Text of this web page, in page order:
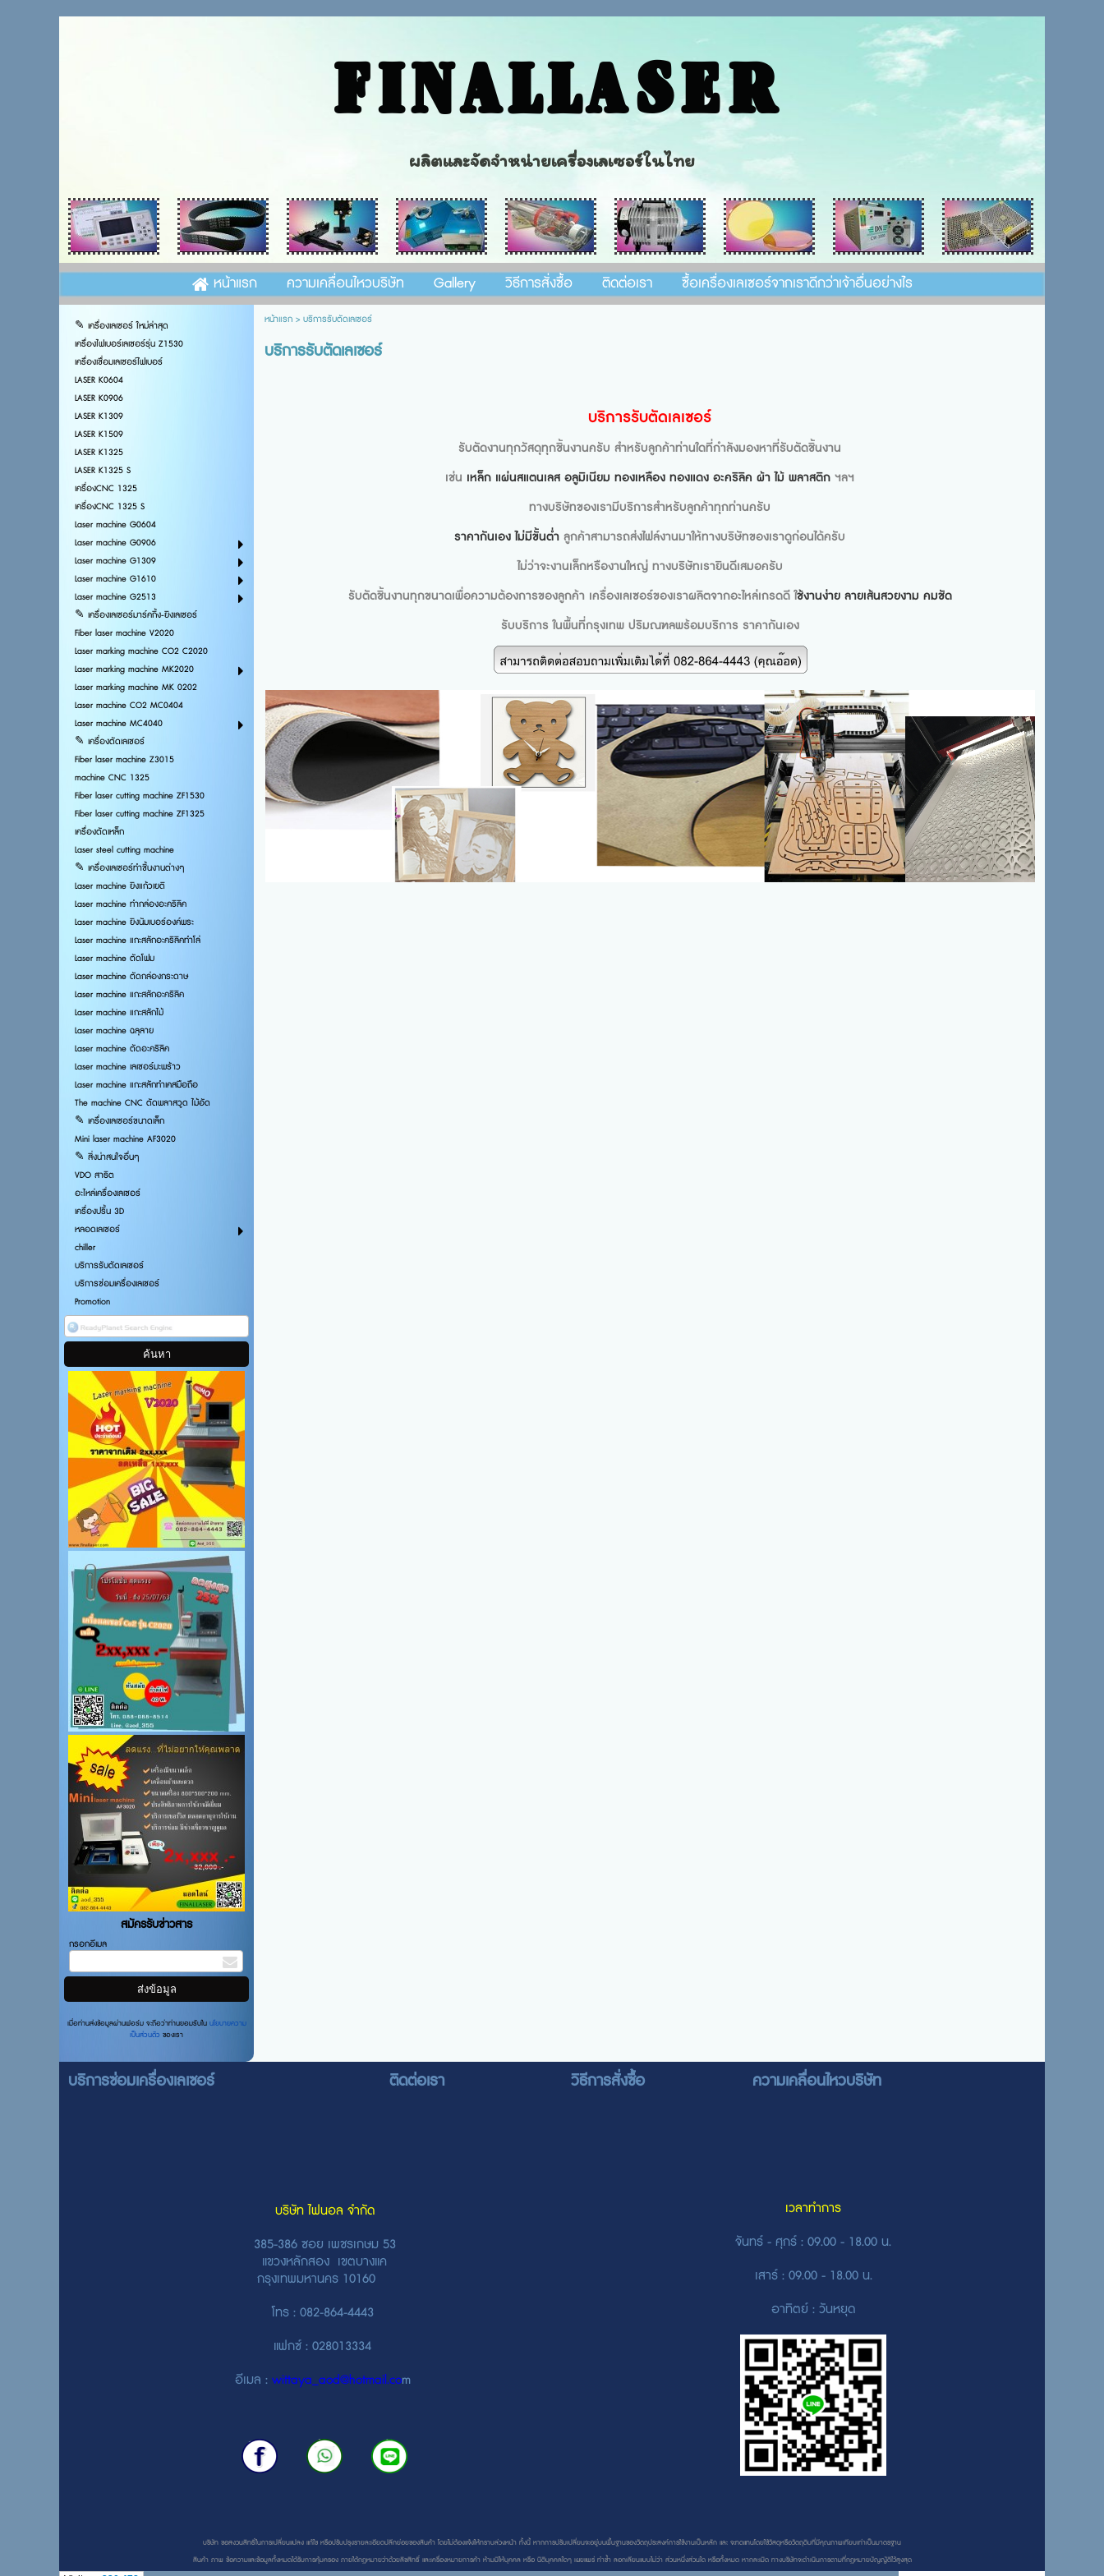
FINALLASER
ผลิตและจัดจำหน่ายเครื่องเลเซอร์ในไทย
หน้าแรก ความเคลื่อนไหวบริษัท Gallery วิธีการสั่งซื้อ ติดต่อเรา ซื้อเครื่องเลเซอร์จากเราดีกว่าเจ้าอื่นอย่างไร
✎ เครื่องเลเซอร์ ใหม่ล่าสุด
เครื่องไฟเบอร์เลเซอร์รุ่น Z1530
เครื่องเชื่อมเลเซอร์ไฟเบอร์
LASER K0604
LASER K0906
LASER K1309
LASER K1509
LASER K1325
LASER K1325 S
เครื่องCNC 1325
เครื่องCNC 1325 S
Laser machine G0604
Laser machine G0906
Laser machine G1309
Laser machine G1610
Laser machine G2513
✎ เครื่องเลเซอร์มาร์คกิ้ง-ยิงเลเซอร์
Fiber laser machine V2020
Laser marking machine CO2 C2020
Laser marking machine MK2020
Laser marking machine MK 0202
Laser machine CO2 MC0404
Laser machine MC4040
✎ เครื่องตัดเลเซอร์
Fiber laser machine Z3015
machine CNC 1325
Fiber laser cutting machine ZF1530
Fiber laser cutting machine ZF1325
เครื่องตัดเหล็ก
Laser steel cutting machine
✎ เครื่องเลเซอร์ทำชิ้นงานต่างๆ
Laser machine ยิงแก้วเยติ
Laser machine ทำกล่องอะคริลิค
Laser machine ยิงนัมเบอร์องค์พระ
Laser machine แกะสลักอะคริลิคทำโล่
Laser machine ตัดโฟม
Laser machine ตัดกล่องกระดาษ
Laser machine แกะสลักอะคริลิค
Laser machine แกะสลักไม้
Laser machine ฉลุลาย
Laser machine ตัดอะคริลิค
Laser machine เลเซอร์มะพร้าว
Laser machine แกะสลักทำเคสมือถือ
The machine CNC ตัดพลาสวูด ไม้อัด
✎ เครื่องเลเซอร์ขนาดเล็ก
Mini laser machine AF3020
✎ สิ่งน่าสนใจอื่นๆ
VDO สาธิต
อะไหล่เครื่องเลเซอร์
เครื่องปริ้น 3D
หลอดเลเซอร์
chiller
บริการรับตัดเลเซอร์
บริการซ่อมเครื่องเลเซอร์
Promotion
สมัครรับข่าวสาร
กรอกอีเมล
เมื่อท่านส่งข้อมูลผ่านฟอร์ม จะถือว่าท่านยอมรับในนโยบายความ
เป็นส่วนตัวของเรา
หน้าแรก> บริการรับตัดเลเซอร์
บริการรับตัดเลเซอร์
บริการรับตัดเลเซอร์
รับตัดงานทุกวัสดุทุกชิ้นงานครับ สำหรับลูกค้าท่านใดที่กำลังมองหาที่รับตัดชิ้นงาน
เช่น เหล็ก แผ่นสแตนเลส อลูมิเนียม ทองเหลือง ทองแดง อะคริลิค ผ้า ไม้ พลาสติก ฯลฯ
ทางบริษัทของเรามีบริการสำหรับลูกค้าทุกท่านครับ
ราคากันเอง ไม่มีขั้นต่ำ ลูกค้าสามารถส่งไฟล์งานมาให้ทางบริษัทของเราดูก่อนได้ครับ
ไม่ว่าจะงานเล็กหรืองานใหญ่ ทางบริษัทเรายินดีเสมอครับ
รับตัดชิ้นงานทุกขนาดเพื่อความต้องการของลูกค้า เครื่องเลเซอร์ของเราผลิตจากอะไหล่เกรดดี ใช้งานง่าย ลายเส้นสวยงาม คมชัด
รับบริการ ในพื้นที่กรุงเทพ ปริมณฑลพร้อมบริการ ราคากันเอง
บริการซ่อมเครื่องเลเซอร์ ติดต่อเรา วิธีการสั่งซื้อ ความเคลื่อนไหวบริษัท
บริษัท ไฟนอล จำกัด
385-386 ซอย เพชรเกษม 53
แขวงหลักสอง เขตบางแค
กรุงเทพมหานคร 10160
โทร : 082-864-4443
แฟกซ์ : 028013334
อีเมล : wittaya_aod@hotmail.com
เวลาทำการ
จันทร์ - ศุกร์ : 09.00 - 18.00 น.
เสาร์ : 09.00 - 18.00 น.
อาทิตย์ : วันหยุด
บริษัท ขอสงวนสิทธิ์ในการเปลี่ยนแปลง แก้ไข หรือปรับปรุงรายละเอียดปลีกย่อยของสินค้า โดยไม่ต้องแจ้งให้ทราบล่วงหน้า ทั้งนี้ หากการปรับเปลี่ยนจะอยู่บนพื้นฐานของวัตถุประสงค์การใช้งานเป็นหลัก และ จะทดแทนโดยใช้วัสดุหรือวัตถุดิบที่มีคุณภาพเทียบเท่าเป็นมาตรฐาน
สินค้า ภาพ ข้อความและข้อมูลทั้งหมดได้รับการคุ้มครอง ภายใต้กฎหมายว่าด้วยลิขสิทธิ์ และเครื่องหมายการค้า ห้ามมิให้บุคคล หรือ นิติบุคคลใดๆ เผยแพร่ ทำซ้ำ ลอกเลียนแบบไม่ว่า ส่วนหนึ่งส่วนใด หรือทั้งหมด หากละเมิด ทางบริษัทจะดำเนินการตามที่กฎหมายบัญญัติไว้สูงสุด